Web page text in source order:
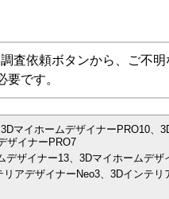
査依頼ボタンから、ご不
です。
マイホームデザイナーPRO10、
ザイナーPRO7
ザイナー13、3Dマイホームデザ
アデザイナーNeo3、3Dインテリ